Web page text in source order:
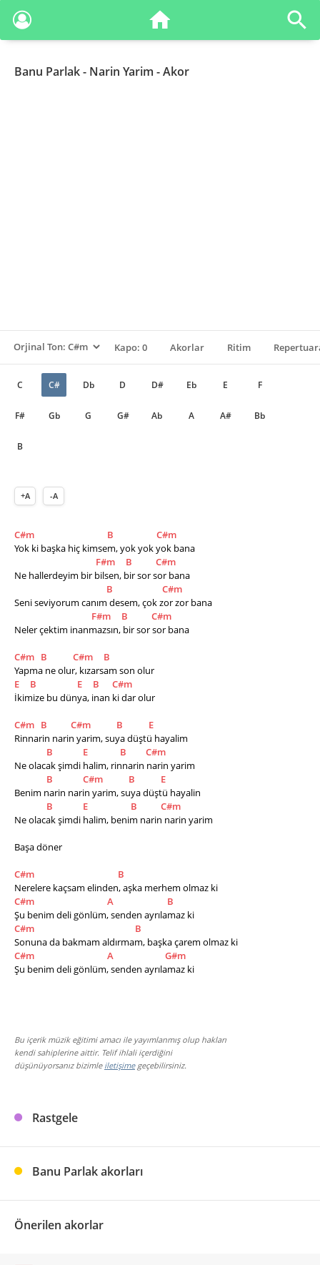
Banu Parlak- Narin Yarim - Akor
Kapo: 0 Akorlar Ritim
C C# Db D D# Eb E F
F# Gb G G# Ab A A# Bb
B
+A -A
C#m B
C#m
Yok ki başka hiç kimsem, yok yok yok bana
F#m
B
C#m
Ne hallerdeyim bir bilsen, bir sor sor bana
B
C#m
Seni seviyorum canım desem, çok zor zor bana
F#m
B
C#m
Neler çektim inanmazsın, bir sor sor bana
C#m B C#m
B
Yapma ne olur, kızarsam son olur
E
B E B
C#m
İkimize bu dünya, inan ki dar olur
C#m B C#m B
E
Rinnarin narin yarim, suya düştü hayalim
B
E B
C#m
Ne olacak şimdi halim, rinnarin narin yarim
B
C#m B
E
Benim narin narin yarim, suya düştü hayalin
B
E B
C#m
Ne olacak şimdi halim, benim narin narin yarim
Başa döner
C#m
B
Nerelere kaçsam elinden, aşka merhem olmaz ki
C#m
A
B
Şu benim deli gönlüm, senden ayrılamaz ki
C#m
B
Sonuna da bakmam aldırmam, başka çarem olmaz ki
C#m
A
G#m
Şu benim deli gönlüm, senden ayrılamaz ki
Bu içerik müzik eğitimi amacı ile yayımlanmış olup hakları
kendi sahiplerine aittir. Telif ihlali içerdiğini
düşünüyorsanız bizimle iletişimegeçebilirsiniz.
Rastgele
Banu Parlak akorları
Önerilen akorlar